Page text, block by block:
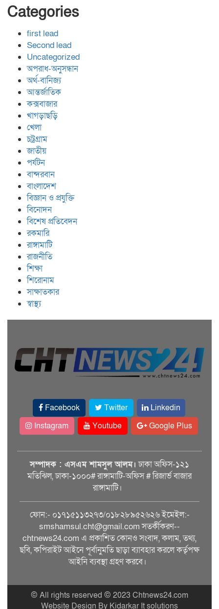
Categories
first lead
Second lead
Uncategorized
অপরাধ-অনুসন্ধান
অর্থ-বানিজ্য
আন্তর্জাতিক
কক্সবাজার
খাগড়াছড়ি
খেলা
চট্রগ্রাম
জাতীয়
পর্যটন
বান্দরবান
বাংলাদেশ
বিজ্ঞান ও প্রযুক্তি
বিনোদন
বিশেষ প্রতিবেদন
রকমারি
রাঙ্গামাটি
রাজনীতি
শিক্ষা
শিরোনাম
সাক্ষাতকার
স্বাস্থ্য
Facebook Twitter
Linkedin
Instagram
Youtube Google Plus
সম্পাদক : এসএম শামসুল আলম। ঢাকা অফিস-১২১
মতিঝিল, ঢাকা-১০০০# রাঙ্গামাটি-অফিস # রিজার্ভ বাজার
রাঙ্গামাটি।
ফোন:- ০১৭১৫১১৩২৭৩/০১৮২৮৯৫২৬২৬ ইমেইল:-
smshamsul.cht@gmail.com সতর্কীকরণ--
chtnews24.com এ প্রকাশিত কোনও সংবাদ, কলাম, তথ্য,
ছবি, কপিরাইট আইনে পূর্বানুমতি ছাড়া ব্যাবহার করলে কর্তৃপক্ষ
আইনি ব্যবস্থা গ্রহণ করবে।
© All rights reserved © 2023 Chtnews24.com
Website Design By Kidarkar It solutions